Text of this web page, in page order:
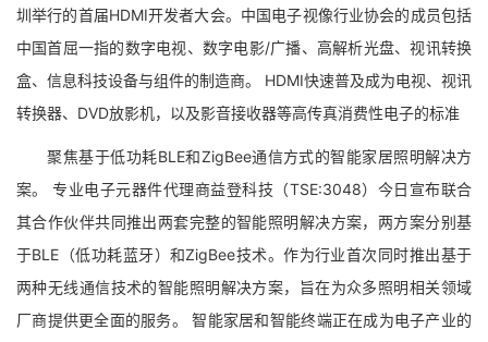
圳举行的首届HDMI开发者大会。中国电子视像行业协会的成员包括
中国首屈一指的数字电视、数字电影/广播、高解析光盘、视讯转换
盒、信息科技设备与组件的制造商。 HDMI快速普及成为电视、视讯
转换器、DVD放影机，以及影音接收器等高传真消费性电子的标准
聚焦基于低功耗BLE和ZigBee通信方式的智能家居照明解决方
案。 专业电子元器件代理商益登科技（TSE:3048）今日宣布联合
其合作伙伴共同推出两套完整的智能照明解决方案，两方案分别基
于BLE（低功耗蓝牙）和ZigBee技术。作为行业首次同时推出基于
两种无线通信技术的智能照明解决方案，旨在为众多照明相关领域
厂商提供更全面的服务。 智能家居和智能终端正在成为电子产业的